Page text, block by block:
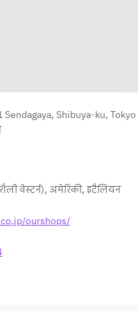
Shibuya-ku, Tokyo
वेस्टर्न), अमेरिकी,इटैलियन
ourshops/